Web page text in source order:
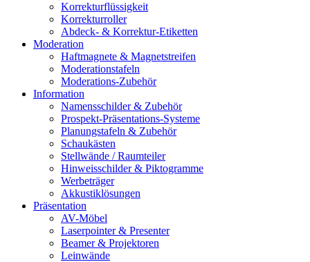
Korrekturflüssigkeit
Korrekturroller
Abdeck- & Korrektur-Etiketten
Moderation
Haftmagnete & Magnetstreifen
Moderationstafeln
Moderations-Zubehör
Information
Namensschilder & Zubehör
Prospekt-Präsentations-Systeme
Planungstafeln & Zubehör
Schaukästen
Stellwände / Raumteiler
Hinweisschilder & Piktogramme
Werbeträger
Akkustiklösungen
Präsentation
AV-Möbel
Laserpointer & Presenter
Beamer & Projektoren
Leinwände